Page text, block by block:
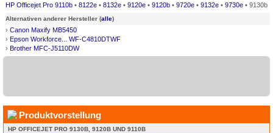
HP Officejet Pro 9110b • 8122e • 8132e • 9120e • 9120b • 9720e • 9132e • 9730e • 9130b
Alternativen anderer Hersteller (alle)
› Canon Maxify MB5450
› Epson Workforce... WF-C4810DTWF
› Brother MFC-J5110DW
Produktvorstellung
HP OFFICEJET PRO 9130B, 9120B UND 9110B